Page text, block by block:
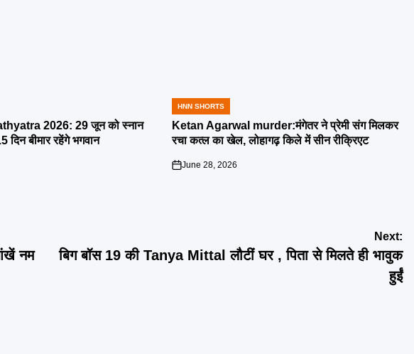
2026: 29 जून को स्नान
दिन बीमार रहेंगे भगवान
POSTED
IN
HNN SHORTS
Ketan Agarwal murder:मंगेतर ने प्रेमी संग मिलकर
रचा कत्ल का खेल, लोहागढ़ किले में सीन रीक्रिएट
on
June 28, 2026
नम
Next:
बिग बॉस 19 की Tanya Mittal लौटीं घर , पिता से मिलते ही भावुक
हुईं